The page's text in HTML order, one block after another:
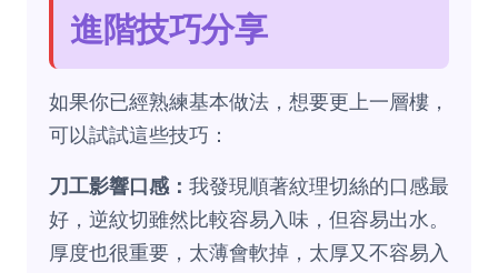
進階技巧分享
如果你已經熟練基本做法，想要更上一層樓，
可以試試這些技巧：
刀工影響口感： 我發現順著紋理切絲的口感最
好，逆紋切雖然比較容易入味，但容易出水。
厚度也很重要，太薄會軟掉，太厚又不容易入